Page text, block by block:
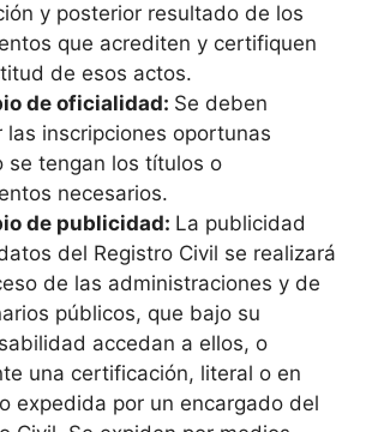
y posterior resultado de los
que acrediten y certifiquen
de esos actos.
de oficialidad: Se deben
las inscripciones oportunas
se tengan los títulos o
necesarios.
de publicidad: La publicidad
del Registro Civil se realizará
de las administraciones y de
públicos, que bajo su
accedan a ellos, o
una certificación, literal o en
expedida por un encargado del